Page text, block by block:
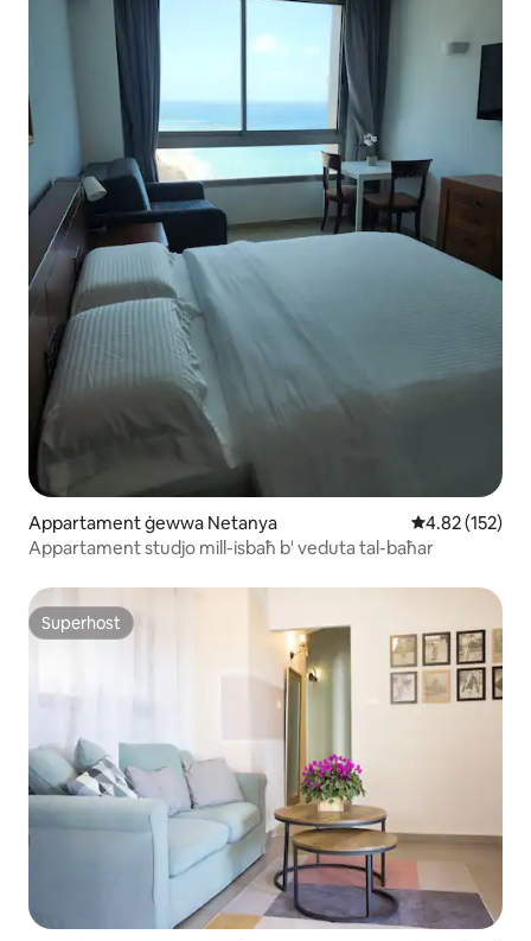
Appartament ġewwa Netanya Rating medju
4.82 (152)
Appartament studjo mill-isbaħ b' veduta tal-baħar
Superhost
Superhost